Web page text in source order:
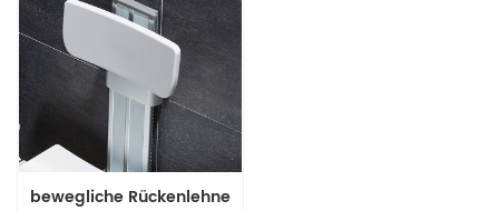
bewegliche Rückenlehne